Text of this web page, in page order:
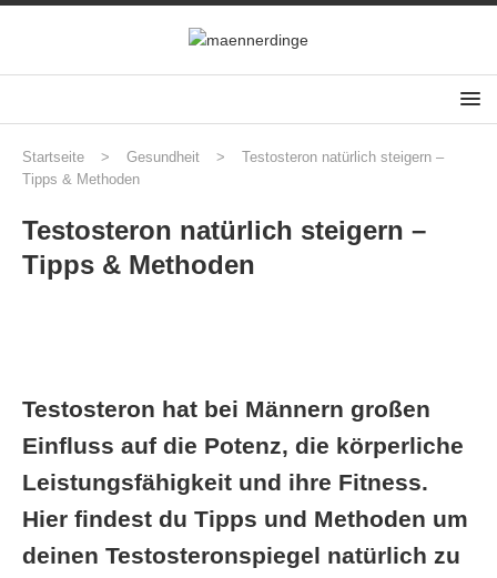
Startseite > Gesundheit >
Testosteron natürlich steigern –
Tipps & Methoden
Testosteron natürlich steigern –
Tipps & Methoden
Testosteron hat bei Männern großen
Einfluss auf die Potenz, die körperliche
Leistungsfähigkeit und ihre Fitness.
Hier findest du Tipps und Methoden um
deinen Testosteronspiegel natürlich zu